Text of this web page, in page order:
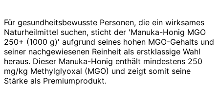
Für gesundheitsbewusste Personen, die ein wirksames
Naturheilmittel suchen, sticht der 'Manuka-Honig MGO
250+ (1000 g)' aufgrund seines hohen MGO-Gehalts und
seiner nachgewiesenen Reinheit als erstklassige Wahl
heraus. Dieser Manuka-Honig enthält mindestens 250
mg/kg Methylglyoxal (MGO) und zeigt somit seine
Stärke als Premiumprodukt.